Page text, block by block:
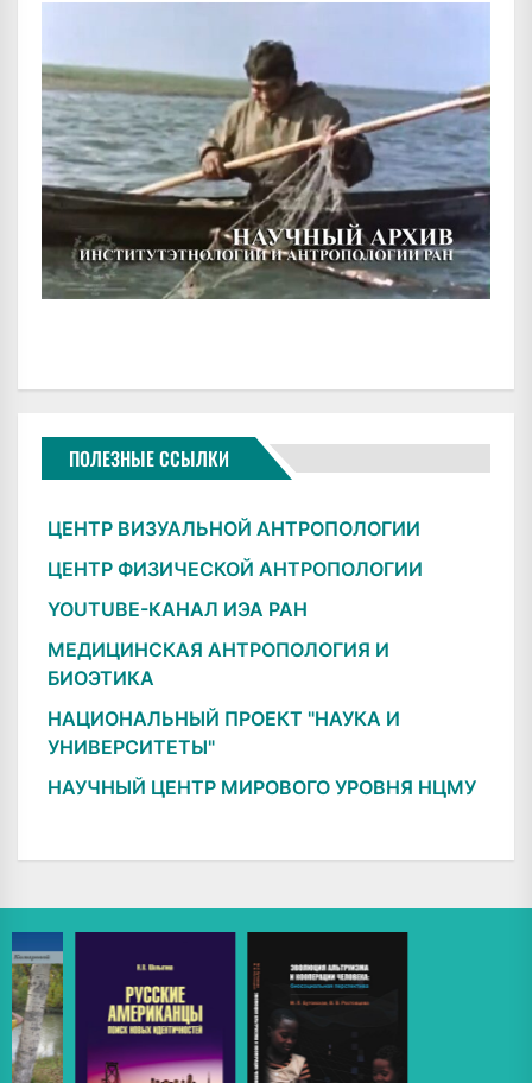
ПОЛЕЗНЫЕ ССЫЛКИ
ЦЕНТР ВИЗУАЛЬНОЙ АНТРОПОЛОГИИ
ЦЕНТР ФИЗИЧЕСКОЙ АНТРОПОЛОГИИ
YOUTUBE-КАНАЛ ИЭА РАН
МЕДИЦИНСКАЯ АНТРОПОЛОГИЯ И
БИОЭТИКА
НАЦИОНАЛЬНЫЙ ПРОЕКТ "НАУКА И
УНИВЕРСИТЕТЫ"
НАУЧНЫЙ ЦЕНТР МИРОВОГО УРОВНЯ НЦМУ